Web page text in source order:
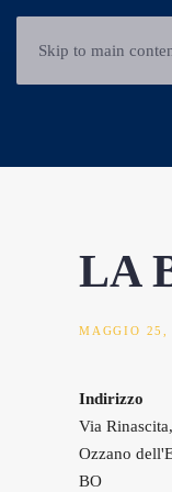
Skip to main
"Guidare il
LA
MAGGIO 25,
Indirizzo
Via
Ozzano
BO